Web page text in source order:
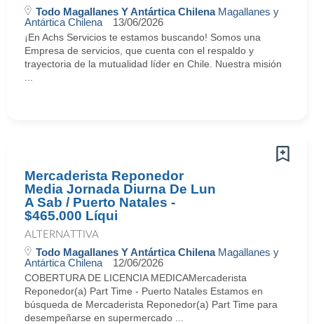
Todo Magallanes Y Antártica ChilenaMagallanes y
Antártica Chilena
13/06/2026
¡En Achs Servicios te estamos buscando! Somos una
Empresa de servicios, que cuenta con el respaldo y
trayectoria de la mutualidad líder en Chile. Nuestra misión
Mercaderista Reponedor
Media Jornada Diurna De Lun
A Sab / Puerto Natales -
$465.000 Líqui
ALTERNATTIVA
Todo Magallanes Y Antártica ChilenaMagallanes y
Antártica Chilena
12/06/2026
COBERTURA DE LICENCIA MEDICAMercaderista
Reponedor(a) Part Time - Puerto Natales Estamos en
búsqueda de Mercaderista Reponedor(a) Part Time para
desempeñarse en supermercado ...